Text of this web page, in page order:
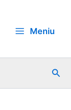
Meniu